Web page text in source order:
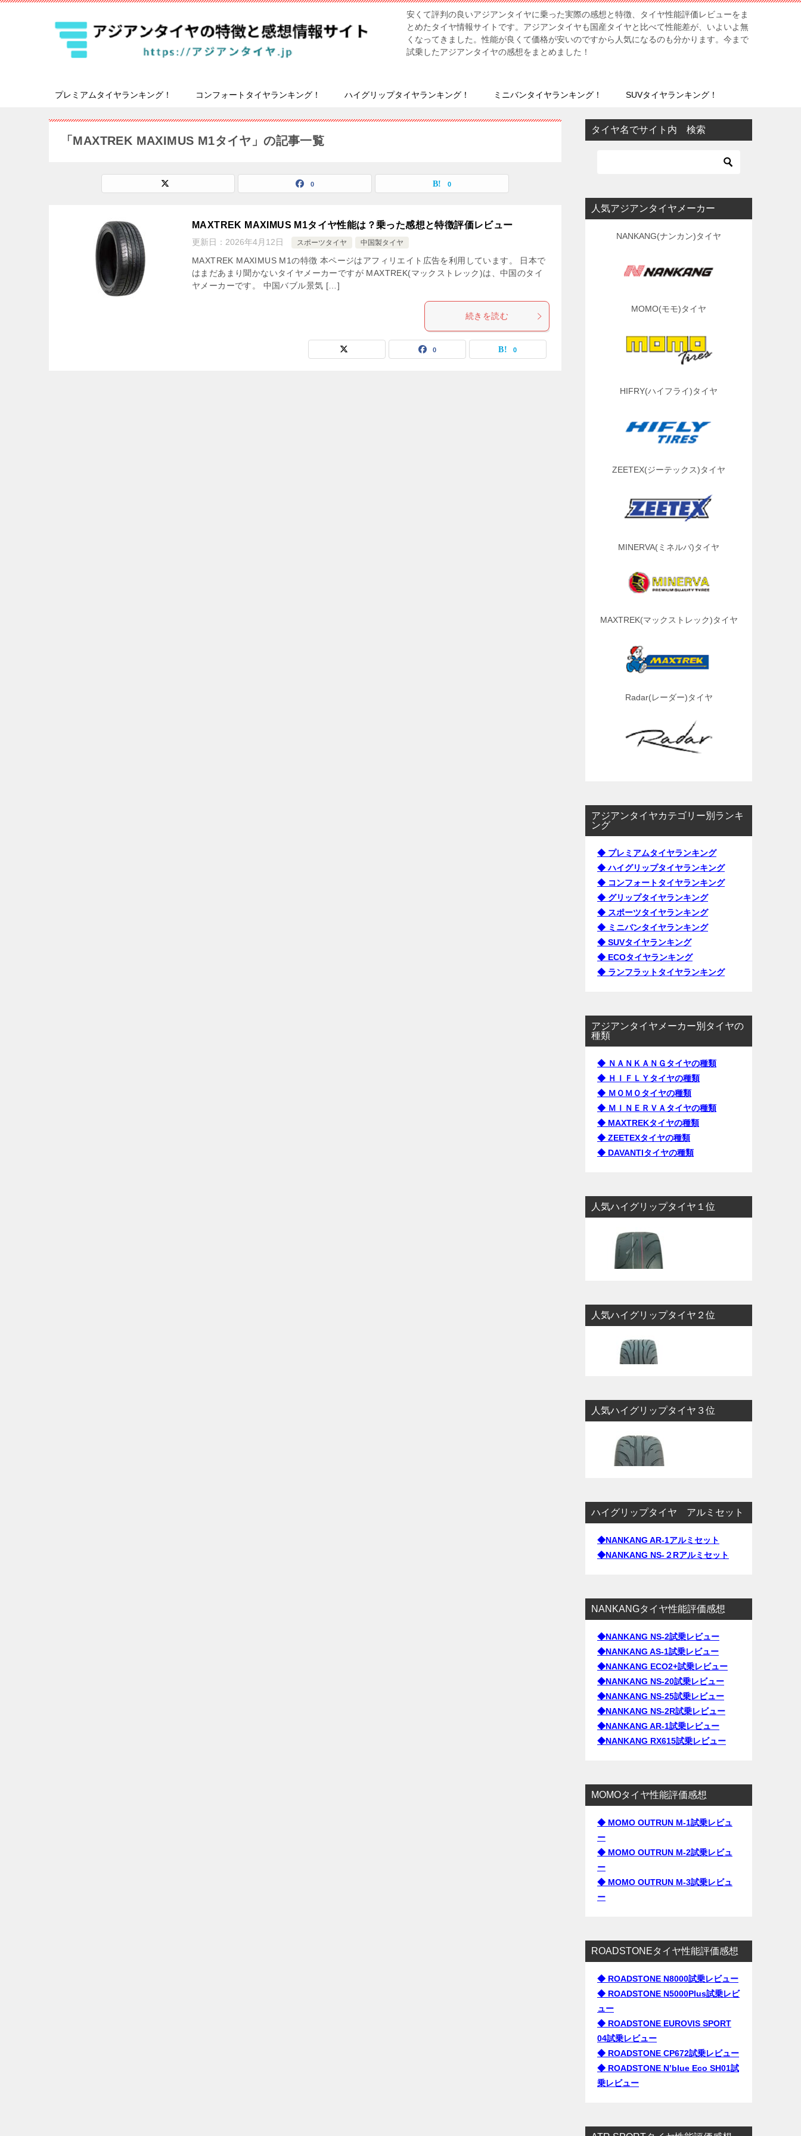
安くて評判の良いアジアンタイヤに乗った実際の感想と特徴、タイヤ性能評価レビューをま
とめたタイヤ情報サイトです。アジアンタイヤも国産タイヤと比べて性能差が、いよいよ無
くなってきました。性能が良くて価格が安いのですから人気になるのも分かります。今まで
試乗したアジアンタイヤの感想をまとめました！
プレミアムタイヤランキング！ コンフォートタイヤランキング！ ハイグリップタイヤランキング！ ミニバンタイヤランキング！ SUVタイヤランキング！
「MAXTREK MAXIMUS M1タイヤ」の記事一覧
0 0
MAXTREK MAXIMUS M1タイヤ性能は？乗った感想と特徴評価レビュー
更新日： 2026年4月12日 スポーツタイヤ 中国製タイヤ
MAXTREK MAXIMUS M1の特徴 本ページはアフィリエイト広告を利用しています。 日本で
はまだあまり聞かないタイヤメーカーですが MAXTREK(マックストレック)は、中国のタイ
ヤメーカーです。 中国バブル景気 […]
続きを読む
0 0
タイヤ名でサイト内 検索
人気アジアンタイヤメーカー
NANKANG(ナンカン)タイヤ
MOMO(モモ)タイヤ
HIFRY(ハイフライ)タイヤ
ZEETEX(ジーテックス)タイヤ
MINERVA(ミネルバ)タイヤ
MAXTREK(マックストレック)タイヤ
Radar(レーダー)タイヤ
アジアンタイヤカテゴリー別ランキ
ング
◆ プレミアムタイヤランキング
◆ ハイグリップタイヤランキング
◆ コンフォートタイヤランキング
◆ グリップタイヤランキング
◆ スポーツタイヤランキング
◆ ミニバンタイヤランキング
◆ SUVタイヤランキング
◆ ECOタイヤランキング
◆ ランフラットタイヤランキング
アジアンタイヤメーカー別タイヤの
種類
◆ ＮＡＮＫＡＮＧタイヤの種類
◆ ＨＩＦＬＹタイヤの種類
◆ ＭＯＭＯタイヤの種類
◆ ＭＩＮＥＲＶＡタイヤの種類
◆ MAXTREKタイヤの種類
◆ ZEETEXタイヤの種類
◆ DAVANTIタイヤの種類
人気ハイグリップタイヤ１位
人気ハイグリップタイヤ２位
人気ハイグリップタイヤ３位
ハイグリップタイヤ アルミセット
◆NANKANG AR-1アルミセット
◆NANKANG NS-２Rアルミセット
NANKANGタイヤ性能評価感想
◆NANKANG NS-2試乗レビュー
◆NANKANG AS-1試乗レビュー
◆NANKANG ECO2+試乗レビュー
◆NANKANG NS-20試乗レビュー
◆NANKANG NS-25試乗レビュー
◆NANKANG NS-2R試乗レビュー
◆NANKANG AR-1試乗レビュー
◆NANKANG RX615試乗レビュー
MOMOタイヤ性能評価感想
◆ MOMO OUTRUN M-1試乗レビュ
ー
◆ MOMO OUTRUN M-2試乗レビュ
ー
◆ MOMO OUTRUN M-3試乗レビュ
ー
ROADSTONEタイヤ性能評価感想
◆ ROADSTONE N8000試乗レビュー
◆ ROADSTONE N5000Plus試乗レビ
ュー
◆ ROADSTONE EUROVIS SPORT
04試乗レビュー
◆ ROADSTONE CP672試乗レビュー
◆ ROADSTONE N’blue Eco SH01試
乗レビュー